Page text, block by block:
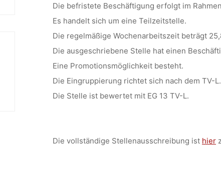
Die befristete Beschäftigung erfolgt im
Es handelt sich um eine Teilzeitstelle.
Die regelmäßige Wochenarbeitszeit beträgt
Die ausgeschriebene Stelle hat einen
Eine Promotionsmöglichkeit besteht.
Die Eingruppierung richtet sich nach dem TV-L.
Die Stelle ist bewertet mit EG 13 TV-L.
Die vollständige Stellenausschreibung ist hier